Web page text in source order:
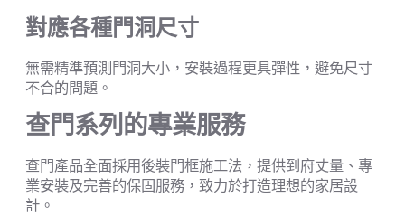
對應各種門洞尺寸
無需精準預測門洞大小，安裝過程更具彈性，避免尺寸
不合的問題。
查門系列的專業服務
查門產品全面採用後裝門框施工法，提供到府丈量、專
業安裝及完善的保固服務，致力於打造理想的家居設
計。